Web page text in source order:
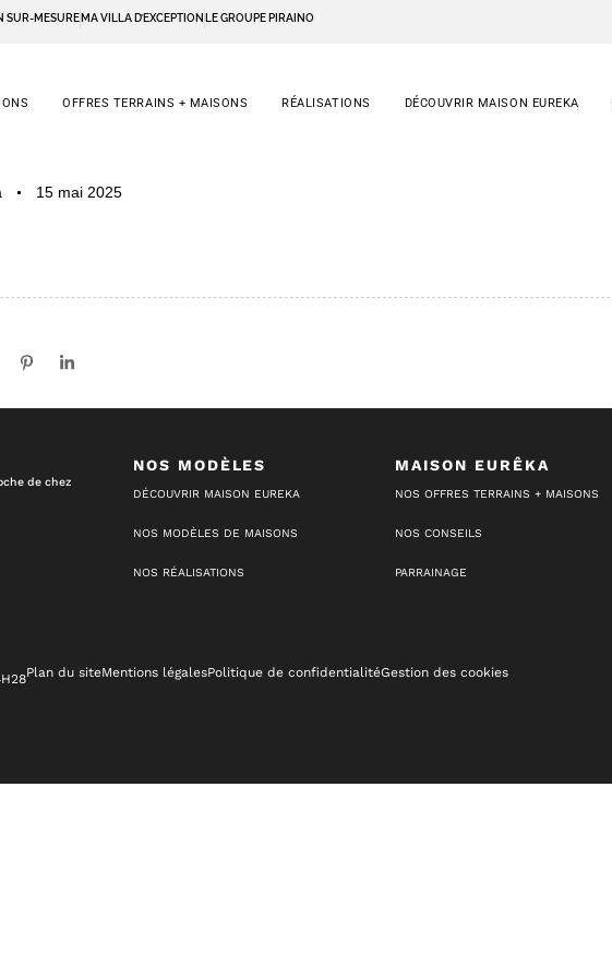
SUR-MESURE MA VILLA D’EXCEPTION LE GROUPE PIRAINO
OFFRES TERRAINS + MAISONS RÉALISATIONS DÉCOUVRIR MAISON EUREKA
15 mai 2025
de chez
NOS MODÈLES
DÉCOUVRIR MAISON EUREKA
NOS MODÈLES DE MAISONS
NOS RÉALISATIONS
MAISON EURÊKA
NOS OFFRES TERRAINS + MAISONS
NOS CONSEILS
PARRAINAGE
Plan du siteMentions légalesPolitique de confidentialitéGestion des cookies